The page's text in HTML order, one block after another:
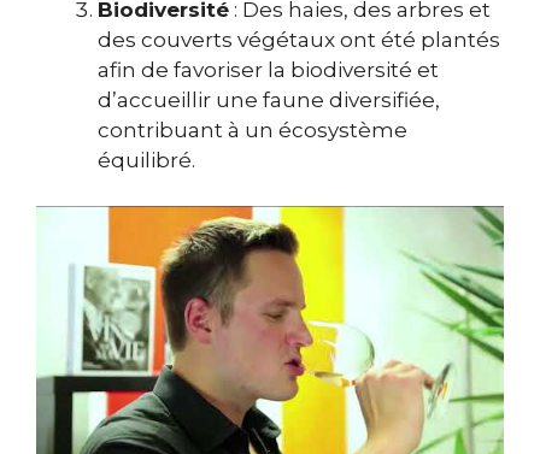
Biodiversité : Des haies, des arbres et
des couverts végétaux ont été plantés
afin de favoriser la biodiversité et
d’accueillir une faune diversifiée,
contribuant à un écosystème
équilibré.